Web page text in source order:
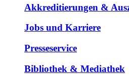
Akkreditierungen &
Jobs und Karriere
Presseservice
Bibliothek & Mediathek